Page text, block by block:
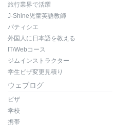
旅行業界で活躍
J-Shine児童英語教師
パティシエ
外国人に日本語を教える
IT/Webコース
ジムインストラクター
学生ビザ変更見積り
ウェブログ
ビザ
学校
携帯